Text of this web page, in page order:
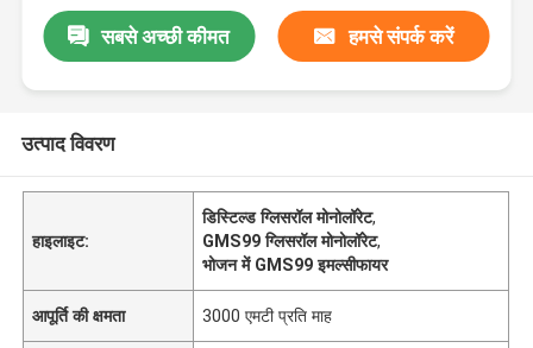
सबसे अच्छी कीमत हमसे संपर्क करें
उत्पाद विवरण
हाइलाइट:
डिस्टिल्ड ग्लिसरॉल मोनोलॉरेट,
GMS99 ग्लिसरॉल मोनोलॉरेट,
भोजन में GMS99 इमल्सीफायर
आपूर्ति की क्षमता 3000 एमटी प्रति माह